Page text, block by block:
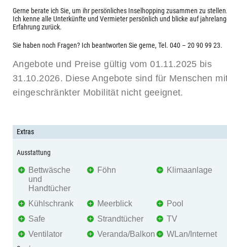
Gerne berate ich Sie, um ihr persönliches Inselhopping zusammen zu
Ich kenne alle Unterkünfte und Vermieter persönlich und blicke auf
Erfahrung zurück.
Sie haben noch Fragen? Ich beantworten Sie gerne, Tel. 040 – 20 90 99 23.
Angebote und Preise gültig vom 01.11.2025 bis
31.10.2026. Diese Angebote sind für Menschen
eingeschränkter Mobilität nicht geeignet.
Extras
Ausstattung
Bettwäsche
und
Handtücher
Föhn Klimaanlage
Kühlschrank Meerblick
Pool
Safe
Strandtücher
TV
Ventilator
Veranda/Balkon WLan/Internet